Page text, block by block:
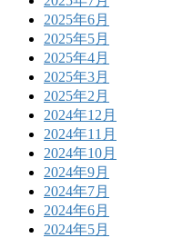
2025年6月
2025年5月
2025年4月
2025年3月
2025年2月
2024年12月
2024年11月
2024年10月
2024年9月
2024年7月
2024年6月
2024年5月